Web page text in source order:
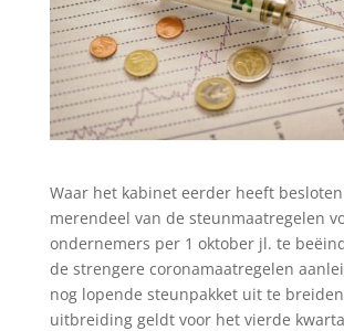
Waar het kabinet eerder heeft
merendeel van de steunmaatregelen
ondernemers per 1 oktober jl. te
de strengere coronamaatregelen
nog lopende steunpakket uit te
uitbreiding geldt voor het vierde